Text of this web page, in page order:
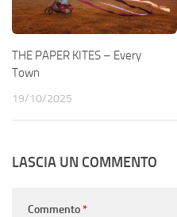
THE PAPER KITES – Every
Town
19/10/2025
LASCIA UN COMMENTO
Commento*